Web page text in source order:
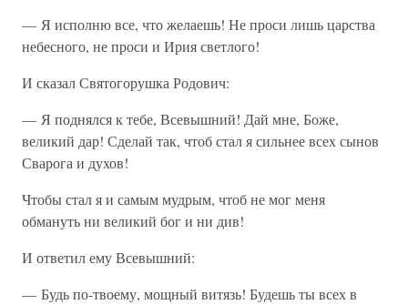
— Я исполню все, что желаешь! Не проси лишь царства
небесного, не проси и Ирия светлого!
И сказал Святогорушка Родович:
— Я поднялся к тебе, Всевышний! Дай мне, Боже,
великий дар! Сделай так, чтоб стал я сильнее всех сынов
Сварога и духов!
Чтобы стал я и самым мудрым, чтоб не мог меня
обмануть ни великий бог и ни див!
И ответил ему Всевышний:
— Будь по-твоему, мощный витязь! Будешь ты всех в